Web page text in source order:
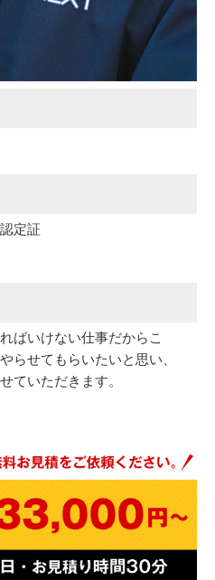
定証
ばいけない仕事だからこ
らせてもらいたいと思い、
ていただきます。